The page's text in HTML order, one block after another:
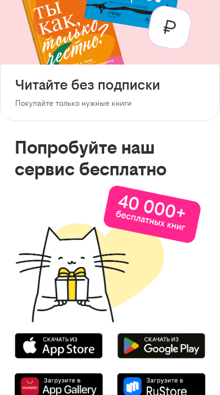
Читайте без подписки
Покупайте только нужные книги
Попробуйте наш
сервис бесплатно